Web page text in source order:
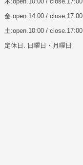
金:open.14:00 / close.17:00
土:open.10:00 / close.17:00
定休日. 日曜日・月曜日